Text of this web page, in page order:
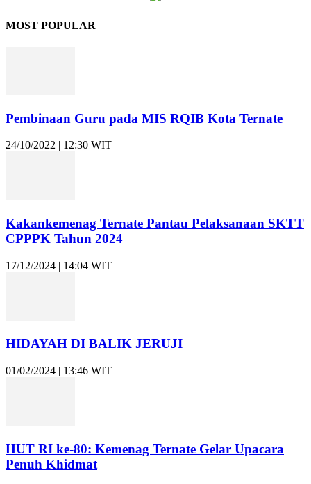
MOST POPULAR
Pembinaan Guru pada MIS RQIB Kota Ternate
24/10/2022 | 12:30 WIT
Kakankemenag Ternate Pantau Pelaksanaan SKTT
CPPPK Tahun 2024
17/12/2024 | 14:04 WIT
HIDAYAH DI BALIK JERUJI
01/02/2024 | 13:46 WIT
HUT RI ke-80: Kemenag Ternate Gelar Upacara
Penuh Khidmat